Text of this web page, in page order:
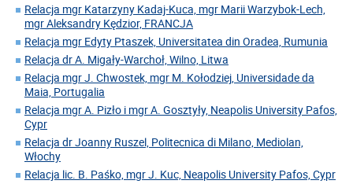
Relacja mgr Katarzyny Kadaj-Kuca, mgr Marii Warzybok-Lech,
mgr Aleksandry Kędzior, FRANCJA
Relacja mgr Edyty Ptaszek, Universitatea din Oradea, Rumunia
Relacja dr A. Migały-Warchoł, Wilno, Litwa
Relacja mgr J. Chwostek, mgr M. Kołodziej, Universidade da
Maia, Portugalia
Relacja mgr A. Pizło i mgr A. Gosztyły, Neapolis University Pafos,
Cypr
Relacja dr Joanny Ruszel, Politecnica di Milano, Mediolan,
Włochy
Relacja lic. B. Paśko, mgr J. Kuc, Neapolis University Pafos, Cypr